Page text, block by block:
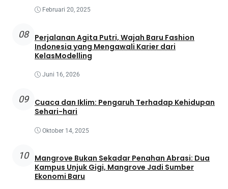
Februari 20, 2025
08
Perjalanan Agita Putri, Wajah Baru Fashion
Indonesia yang Mengawali Karier dari
KelasModelling
Juni 16, 2026
09
Cuaca dan Iklim: Pengaruh Terhadap Kehidupan
Sehari-hari
Oktober 14, 2025
10
Mangrove Bukan Sekadar Penahan Abrasi: Dua
Kampus Unjuk Gigi, Mangrove Jadi Sumber
Ekonomi Baru